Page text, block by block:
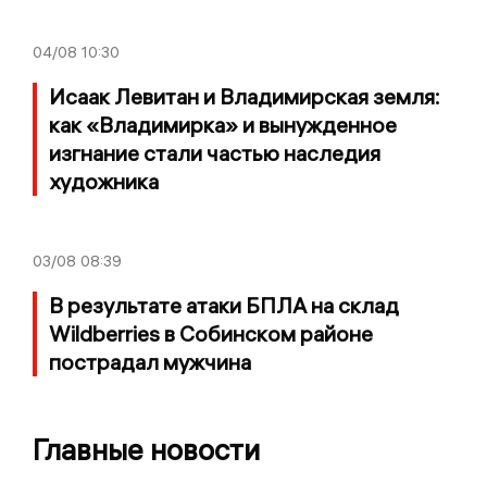
04/08 10:30
Исаак Левитан и Владимирская земля:
как «Владимирка» и вынужденное
изгнание стали частью наследия
художника
03/08 08:39
В результате атаки БПЛА на склад
Wildberries в Собинском районе
пострадал мужчина
Главные новости